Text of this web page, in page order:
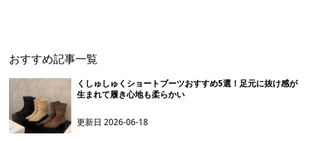
おすすめ記事一覧
くしゅしゅくショートブーツおすすめ5選！足元に抜け感が
生まれて履き心地も柔らかい
更新日2026-06-18